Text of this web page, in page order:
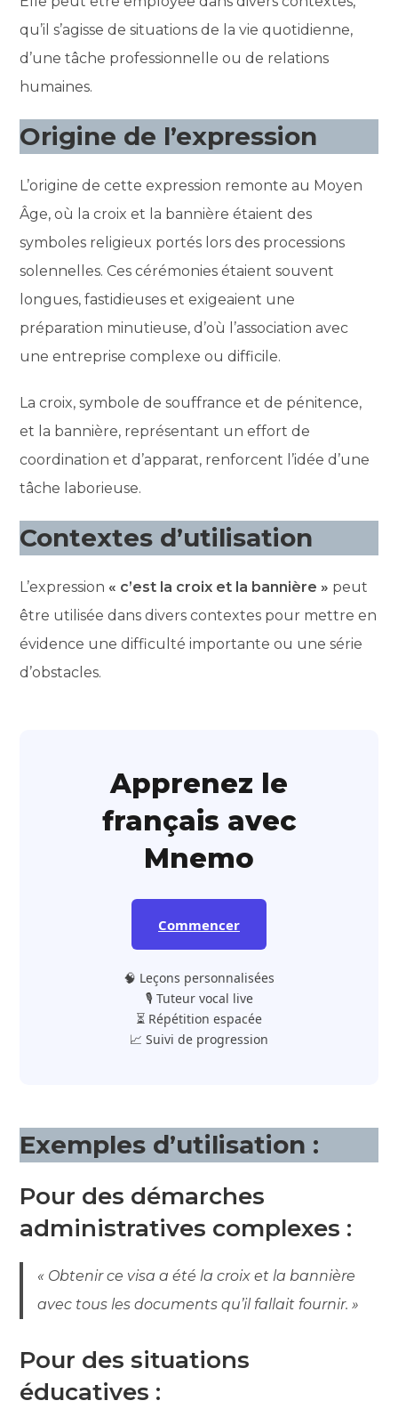
qu’il s’agisse de situations de la vie quotidienne,
d’une tâche professionnelle ou de relations
humaines.
Origine de l’expression
L’origine de cette expression remonte au Moyen
Âge, où la croix et la bannière étaient des
symboles religieux portés lors des processions
solennelles. Ces cérémonies étaient souvent
longues, fastidieuses et exigeaient une
préparation minutieuse, d’où l’association avec
une entreprise complexe ou difficile.
La croix, symbole de souffrance et de pénitence,
et la bannière, représentant un effort de
coordination et d’apparat, renforcent l’idée d’une
tâche laborieuse.
Contextes d’utilisation
L’expression « c’est la croix et la bannière » peut
être utilisée dans divers contextes pour mettre en
évidence une difficulté importante ou une série
d’obstacles.
Apprenez le
français avec
Mnemo
Commencer
🧠 Leçons personnalisées
🎙️ Tuteur vocal live
⏳ Répétition espacée
📈 Suivi de progression
Exemples d’utilisation :
Pour des démarches
administratives complexes :
« Obtenir ce visa a été la croix et la bannière
avec tous les documents qu’il fallait fournir. »
Pour des situations
éducatives :